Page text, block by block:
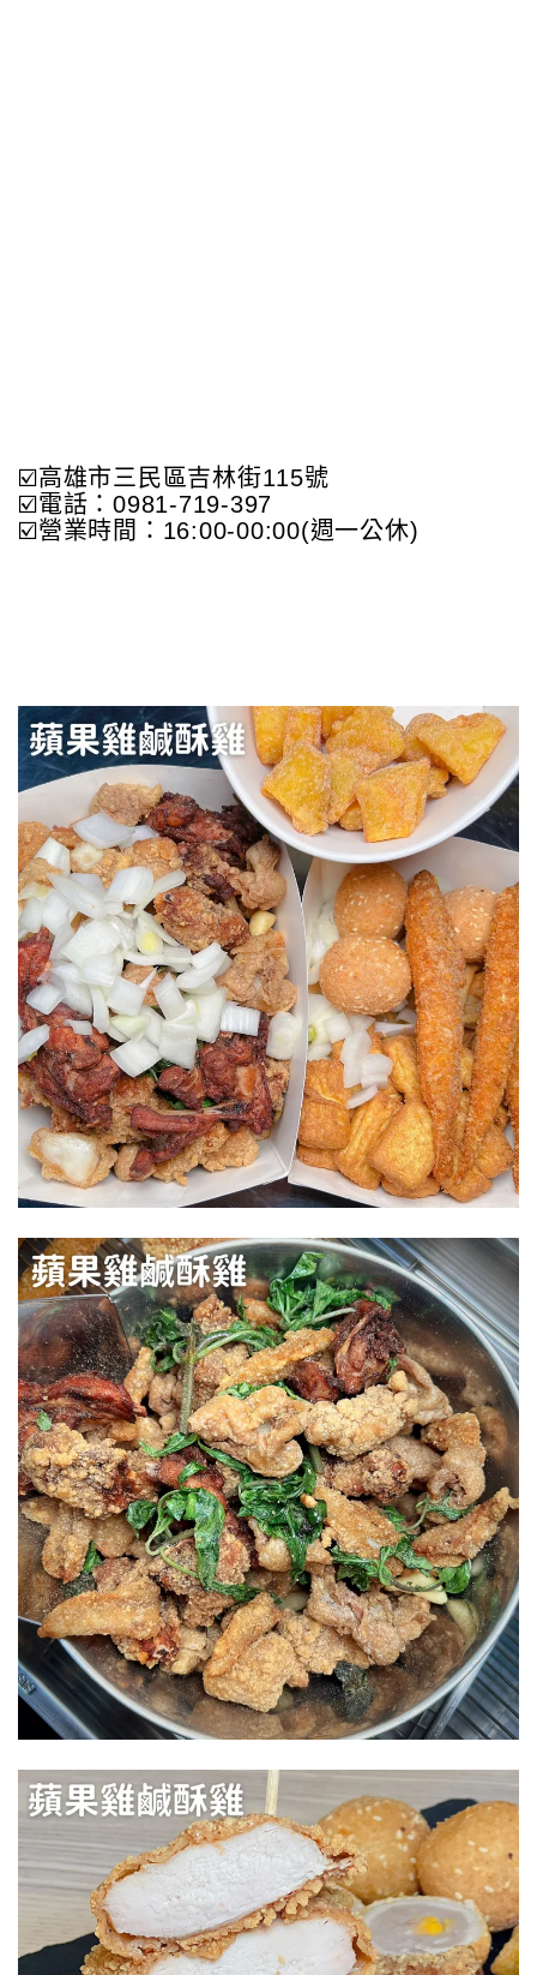
☑️高雄市三民區吉林街115號
☑️電話：0981-719-397
☑️營業時間：16:00-00:00(週一公休)